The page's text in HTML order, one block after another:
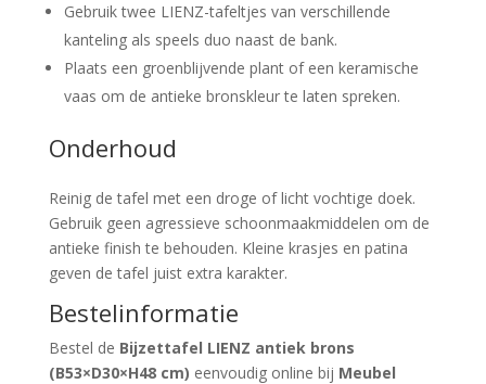
Gebruik twee LIENZ-tafeltjes van verschillende
kanteling als speels duo naast de bank.
Plaats een groenblijvende plant of een keramische
vaas om de antieke bronskleur te laten spreken.
Onderhoud
Reinig de tafel met een droge of licht vochtige doek.
Gebruik geen agressieve schoonmaakmiddelen om de
antieke finish te behouden. Kleine krasjes en patina
geven de tafel juist extra karakter.
Bestelinformatie
Bestel de Bijzettafel LIENZ antiek brons
(B53×D30×H48 cm) eenvoudig online bij Meubel